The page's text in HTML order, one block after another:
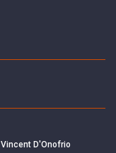
D'Onofrio